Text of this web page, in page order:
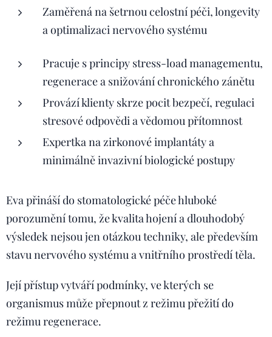
Zaměřená na šetrnou celostní péči, longevity
a optimalizaci nervového systému
Pracuje s principy stress-load managementu,
regenerace a snižování chronického zánětu
Provází klienty skrze pocit bezpečí, regulaci
stresové odpovědi a vědomou přítomnost
Expertka na zirkonové implantáty a
minimálně invazivní biologické postupy
Eva přináší do stomatologické péče hluboké
porozumění tomu, že kvalita hojení a dlouhodobý
výsledek nejsou jen otázkou techniky, ale především
stavu nervového systému a vnitřního prostředí těla.
Její přístup vytváří podmínky, ve kterých se
organismus může přepnout z režimu přežití do
režimu regenerace.